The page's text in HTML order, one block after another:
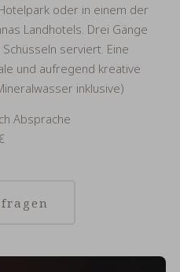
oder in einem der
Landhotels. Drei Gänge
serviert. Eine
und aufregend kreative
inklusive)
Absprache